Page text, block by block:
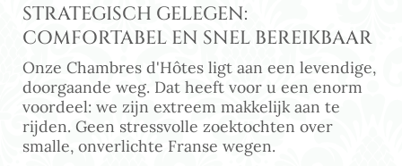
STRATEGISCH GELEGEN:
COMFORTABEL EN SNEL BEREIKBAAR
Onze Chambres d'Hôtes ligt aan een levendige,
doorgaande weg. Dat heeft voor u een enorm
voordeel: we zijn extreem makkelijk aan te
rijden. Geen stressvolle zoektochten over
smalle, onverlichte Franse wegen.